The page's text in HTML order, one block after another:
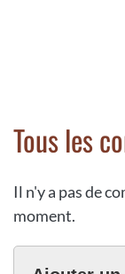
Tous les
Il n'y a pas de
moment.